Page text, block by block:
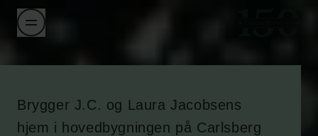
Brygger J.C. og Laura Jacobsens
hjem i hovedbygningen på Carlsberg